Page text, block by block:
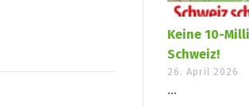
Keine 10-
Schweiz!
26. April 2026
...